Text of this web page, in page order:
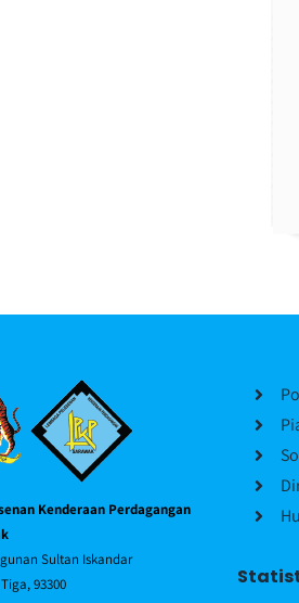
Kenderaan Perdagangan
Sultan Iskandar
93300